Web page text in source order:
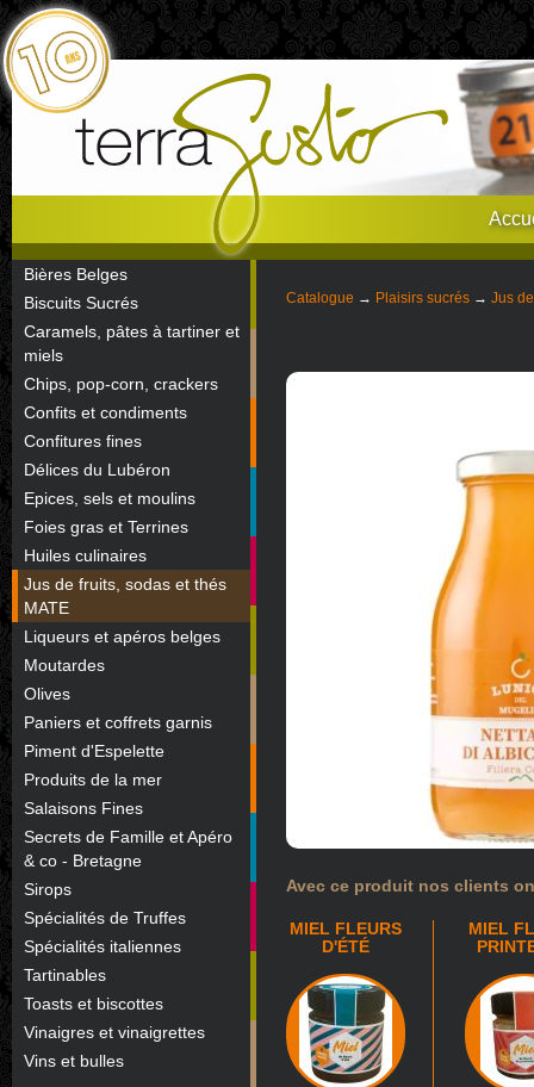
Bières Belges
Biscuits Sucrés
Caramels, pâtes à tartiner et
miels
Chips, pop-corn, crackers
Confits et condiments
Confitures fines
Délices du Lubéron
Epices, sels et moulins
Foies gras et Terrines
Huiles culinaires
Jus de fruits, sodas et thés
MATE
Liqueurs et apéros belges
Moutardes
Olives
Paniers et coffrets garnis
Piment d'Espelette
Produits de la mer
Salaisons Fines
Secrets de Famille et Apéro
& co - Bretagne
Sirops
Spécialités de Truffes
Spécialités italiennes
Tartinables
Toasts et biscottes
Vinaigres et vinaigrettes
Vins et bulles
Catalogue → Plaisirs sucrés → Jus
Avec ce produit nos clients
MIEL FLEURS
D'ÉTÉ
MIEL